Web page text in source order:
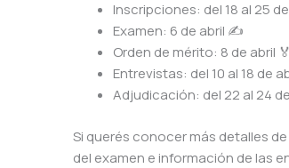
Inscripciones: del 18 al 25
Examen: 6 de abril ✍️
Orden de mérito: 8 de abril 🏅
Entrevistas: del 10 al 18 de
Adjudicación: del 22 al 24
Si querés conocer más detalles
del examen e información de las